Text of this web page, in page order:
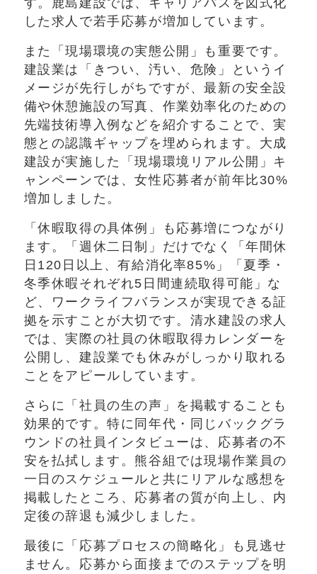
した求人で若手応募が増加しています。
また「現場環境の実態公開」も重要です。
建設業は「きつい、汚い、危険」というイ
メージが先行しがちですが、最新の安全設
備や休憩施設の写真、作業効率化のための
先端技術導入例などを紹介することで、実
態との認識ギャップを埋められます。大成
建設が実施した「現場環境リアル公開」キ
ャンペーンでは、女性応募者が前年比30%
増加しました。
「休暇取得の具体例」も応募増につながり
ます。「週休二日制」だけでなく「年間休
日120日以上、有給消化率85%」「夏季・
冬季休暇それぞれ5日間連続取得可能」な
ど、ワークライフバランスが実現できる証
拠を示すことが大切です。清水建設の求人
では、実際の社員の休暇取得カレンダーを
公開し、建設業でも休みがしっかり取れる
ことをアピールしています。
さらに「社員の生の声」を掲載することも
効果的です。特に同年代・同じバックグラ
ウンドの社員インタビューは、応募者の不
安を払拭します。熊谷組では現場作業員の
一日のスケジュールと共にリアルな感想を
掲載したところ、応募者の質が向上し、内
定後の辞退も減少しました。
最後に「応募プロセスの簡略化」も見逃せ
ません。応募から面接までのステップを明